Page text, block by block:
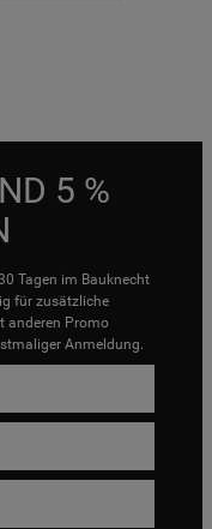
5 %
Tagen im Bauknecht
für zusätzliche
anderen Promo
Anmeldung.